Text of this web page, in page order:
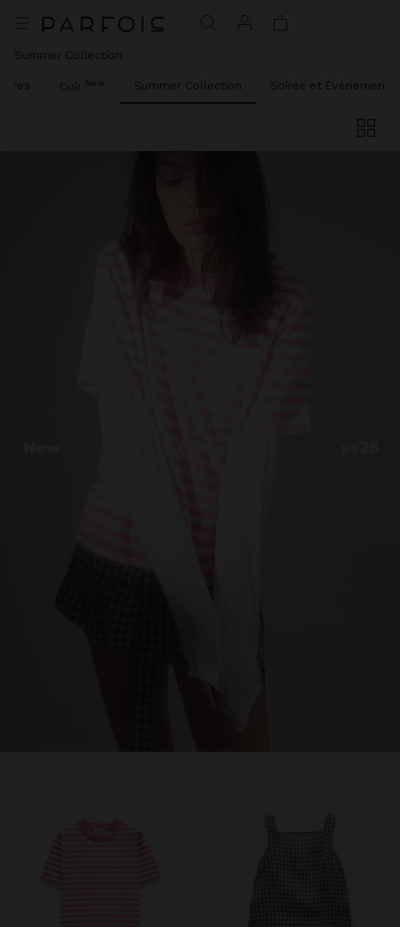
Summer Collection
Cuir New Summer Collection Soirée et Événements